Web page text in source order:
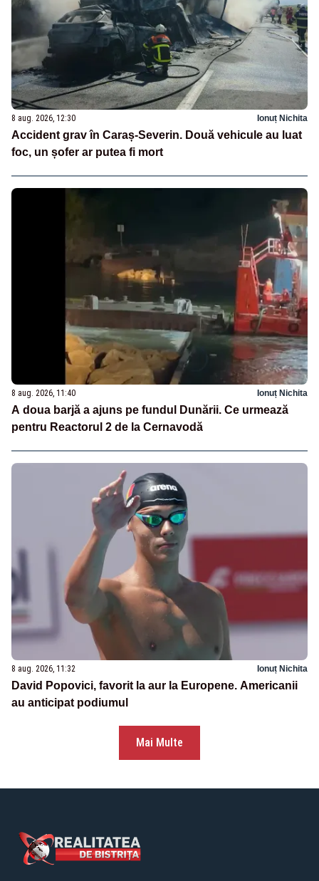
8 aug. 2026, 12:30 Ionuț Nichita
Accident grav în Caraș-Severin. Două vehicule au luat
foc, un șofer ar putea fi mort
8 aug. 2026, 11:40 Ionuț Nichita
A doua barjă a ajuns pe fundul Dunării. Ce urmează
pentru Reactorul 2 de la Cernavodă
8 aug. 2026, 11:32 Ionuț Nichita
David Popovici, favorit la aur la Europene. Americanii
au anticipat podiumul
Mai Multe